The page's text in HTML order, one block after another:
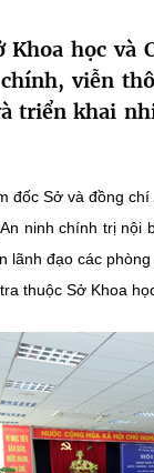
Khoa học
viễn
triển khai
đốc Sở và đồng
ninh chính trị nội
lãnh đạo các
thuộc Sở Khoa